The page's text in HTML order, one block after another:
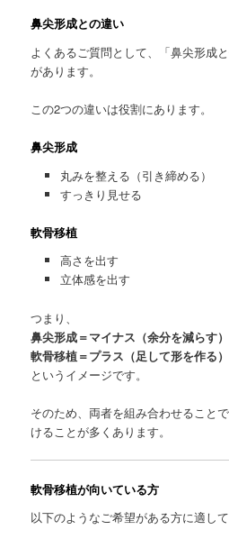
鼻尖形成との違い
よくあるご質問として、「鼻尖形成
があります。
この2つの違いは役割にあります。
鼻尖形成
丸みを整える（引き締める）
すっきり見せる
軟骨移植
高さを出す
立体感を出す
つまり、
鼻尖形成＝マイナス（余分を減らす）
軟骨移植＝プラス（足して形を作る）
というイメージです。
そのため、両者を組み合わせること
けることが多くあります。
軟骨移植が向いている方
以下のようなご希望がある方に適して